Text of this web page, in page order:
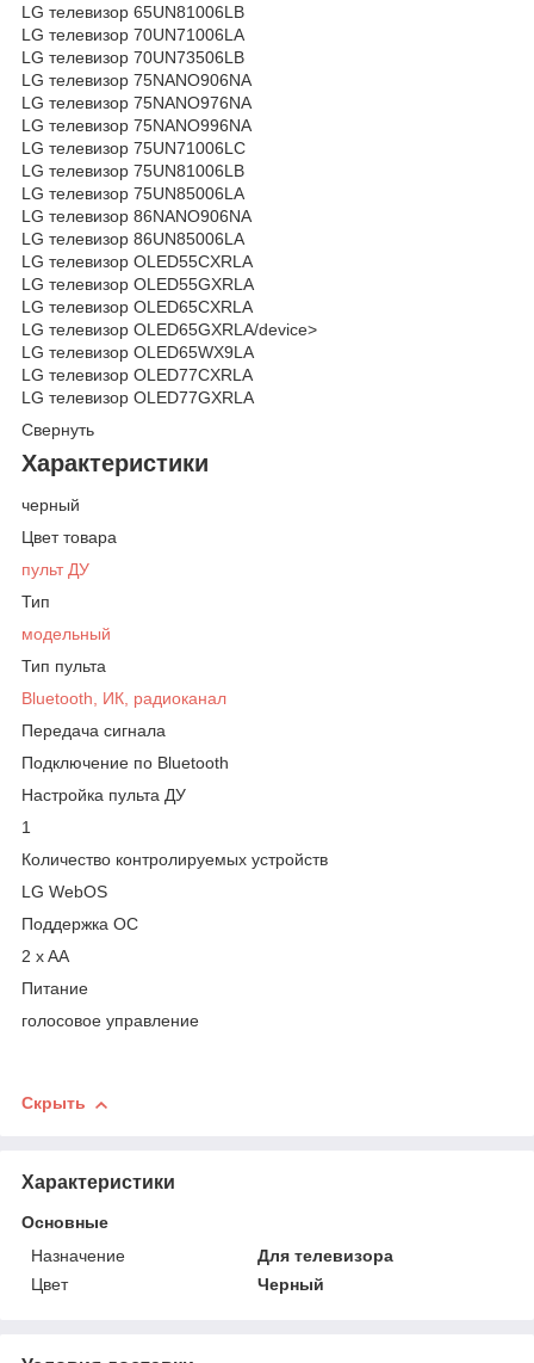
LG телевизор 65UN81006LB
LG телевизор 70UN71006LA
LG телевизор 70UN73506LB
LG телевизор 75NANO906NA
LG телевизор 75NANO976NA
LG телевизор 75NANO996NA
LG телевизор 75UN71006LC
LG телевизор 75UN81006LB
LG телевизор 75UN85006LA
LG телевизор 86NANO906NA
LG телевизор 86UN85006LA
LG телевизор OLED55CXRLA
LG телевизор OLED55GXRLA
LG телевизор OLED65CXRLA
LG телевизор OLED65GXRLA/device>
LG телевизор OLED65WX9LA
LG телевизор OLED77CXRLA
LG телевизор OLED77GXRLA
Свернуть
Характеристики
черный
Цвет товара
пульт ДУ
Тип
модельный
Тип пульта
Bluetooth, ИК, радиоканал
Передача сигнала
Подключение по Bluetooth
Настройка пульта ДУ
1
Количество контролируемых устройств
LG WebOS
Поддержка ОС
2 x AA
Питание
голосовое управление
Скрыть
Характеристики
Основные
Назначение
Для телевизора
Цвет
Черный